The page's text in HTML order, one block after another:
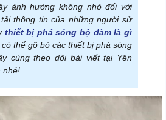
ảnh hưởng không nhỏ đối với
thông tin của những người sử
thiết bị phá sóng bộ đàm là gì
thể gỡ bỏ các thiết bị phá sóng
cùng theo dõi bài viết tại Yên
nhé!